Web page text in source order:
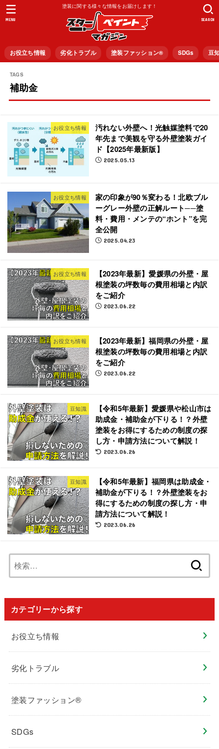
塗装に関する様々な情報をお届けします！
お役立ち情報 劣化トラブル 塗装ファッション®︎ SDGs 豆
SEARCH
MENU
補助金
お役立ち情報
汚れない外壁へ！光触媒塗料で20
年先まで美観を守る外壁塗装ガイ
ド【2025年最新版】
2025.05.13
お役立ち情報
家の印象が90％変わる！北欧ブル
ーグレー外壁の正解ルート──塗
料・費用・メンテの“ホント”を完
全公開
2025.04.23
お役立ち情報
【2023年最新】愛媛県の外壁・屋
根塗装の坪数毎の費用相場と内訳
をご紹介
2023.06.22
お役立ち情報
【2023年最新】福岡県の外壁・屋
根塗装の坪数毎の費用相場と内訳
をご紹介
2023.06.22
豆知識
【令和5年最新】愛媛県や松山市は
助成金・補助金が下りる！？外壁
塗装をお得にするための制度の探
し方・申請方法について解説！
2023.06.26
豆知識
【令和5年最新】福岡県は助成金・
補助金が下りる！？外壁塗装をお
得にするための制度の探し方・申
請方法について解説！
2023.06.26
索:
カテゴリーから探す
お役立ち情報
劣化トラブル
塗装ファッション®︎
SDGs